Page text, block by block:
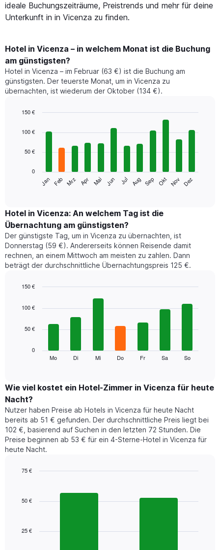
ideale Buchungszeiträume, Preistrends und mehr für deine
Unterkunft in in Vicenza zu finden.
Hotel in Vicenza – in welchem Monat ist die Buchung
am günstigsten?
Hotel in Vicenza – im Februar (63 €) ist die Buchung am
günstigsten. Der teuerste Monat, um in Vicenza zu
übernachten, ist wiederum der Oktober (134 €).
chart
bars.
folgende
den
durchschnittlichen
Zimmerpreis
im
jeweiligen
Monat
an.
Diagramm
die
Monate
hat
1
Y-
Achse,
die
den
durchschnittlichen
Zimmerpreis
graphic.
Jan Feb Mrz Apr Mai Jun Jul Aug Sep Okt Nov Dez
0
50 €
100 €
150 €
Hotel in Vicenza: An welchem Tag ist die
Übernachtung am günstigsten?
Der günstigste Tag, um in Vicenza zu übernachten, ist
Donnerstag (59 €). Andererseits können Reisende damit
rechnen, an einem Mittwoch am meisten zu zahlen. Dann
beträgt der durchschnittliche Übernachtungspreis 125 €.
chart
bars.
den
durchschnittlichen
Preis
eines
Zimmers
für
den
jeweiligen
Das
die
Mo Di Mi Do Fr Sa So
0
50 €
100 €
150 €
Wie viel kostet ein Hotel-Zimmer in Vicenza für heute
Nacht?
Nutzer haben Preise ab Hotels in Vicenza für heute Nacht
bereits ab 51 € gefunden. Der durchschnittliche Preis liegt bei
102 €, basierend auf Suchen in den letzten 72 Stunden. Die
Preise beginnen ab 53 € für ein 4-Sterne-Hotel in Vicenza für
heute Nacht.
with
Das
25 €
50 €
75 €